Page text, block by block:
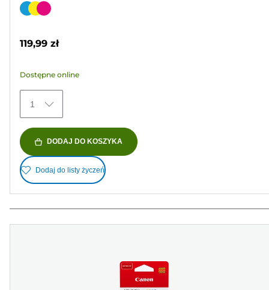
na
355
Wkład
119,99 zł
Dostępne online
1
DODAJ DO KOSZYKA
Dodaj do listy życzeń